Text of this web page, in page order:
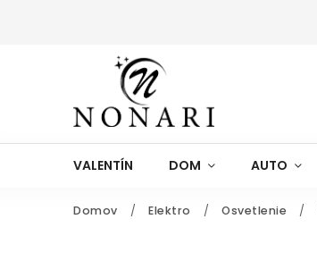
VALENTÍN DOM AUTO
Domov / Elektro / Osvetlenie /